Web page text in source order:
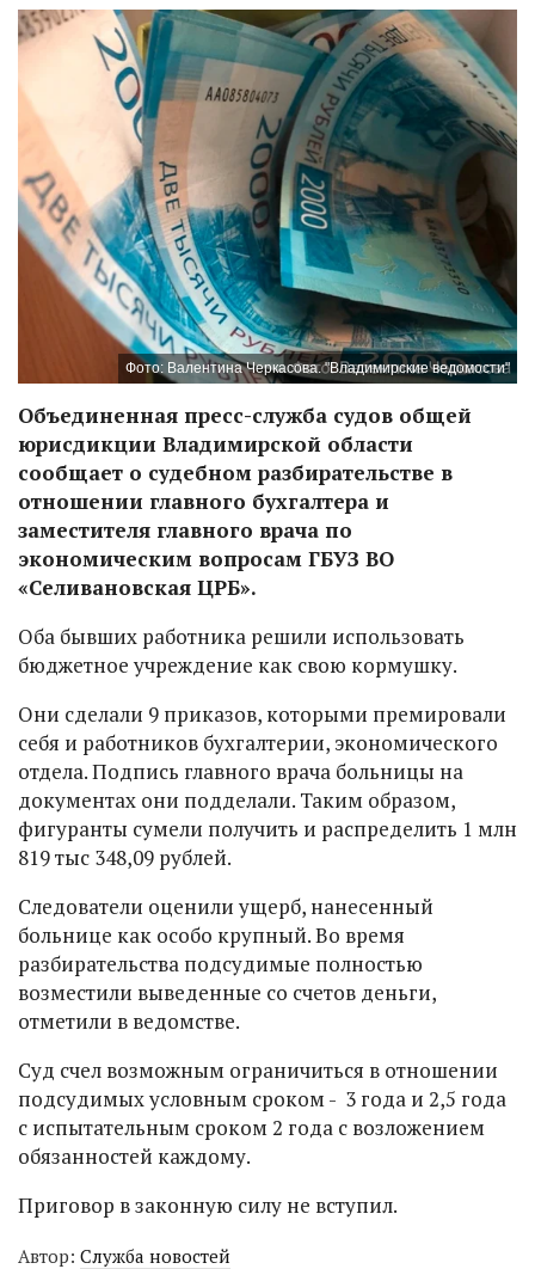
Фото: Валентина Черкасова. "Владимирские ведомости"
Объединенная пресс-служба судов общей
юрисдикции Владимирской области
сообщает о судебном разбирательстве в
отношении главного бухгалтера и
заместителя главного врача по
экономическим вопросам ГБУЗ ВО
«Селивановская ЦРБ».
Оба бывших работника решили использовать
бюджетное учреждение как свою кормушку.
Они сделали 9 приказов, которыми премировали
себя и работников бухгалтерии, экономического
отдела. Подпись главного врача больницы на
документах они подделали. Таким образом,
фигуранты сумели получить и распределить 1 млн
819 тыс 348,09 рублей.
Следователи оценили ущерб, нанесенный
больнице как особо крупный. Во время
разбирательства подсудимые полностью
возместили выведенные со счетов деньги,
отметили в ведомстве.
Суд счел возможным ограничиться в отношении
подсудимых условным сроком - 3 года и 2,5 года
с испытательным сроком 2 года с возложением
обязанностей каждому.
Приговор в законную силу не вступил.
Автор: Служба новостей